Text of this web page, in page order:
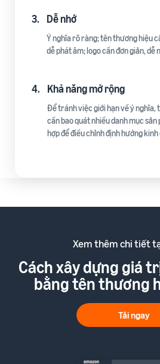
3. Dễ nhớ
Ý nghĩa rõ ràng; tên thương hiệu
dễ phát âm; logo cần đơn giản, dễ
4. Khả năng mở rộng
Để tránh việc giới hạn về ý nghĩa,
cần bao quát nhiều danh mục
hợp để điều chỉnh định hướng kinh
Xem thêm chi tiết
Cách xây dựng giá
bằng tên thương
Tải ngay